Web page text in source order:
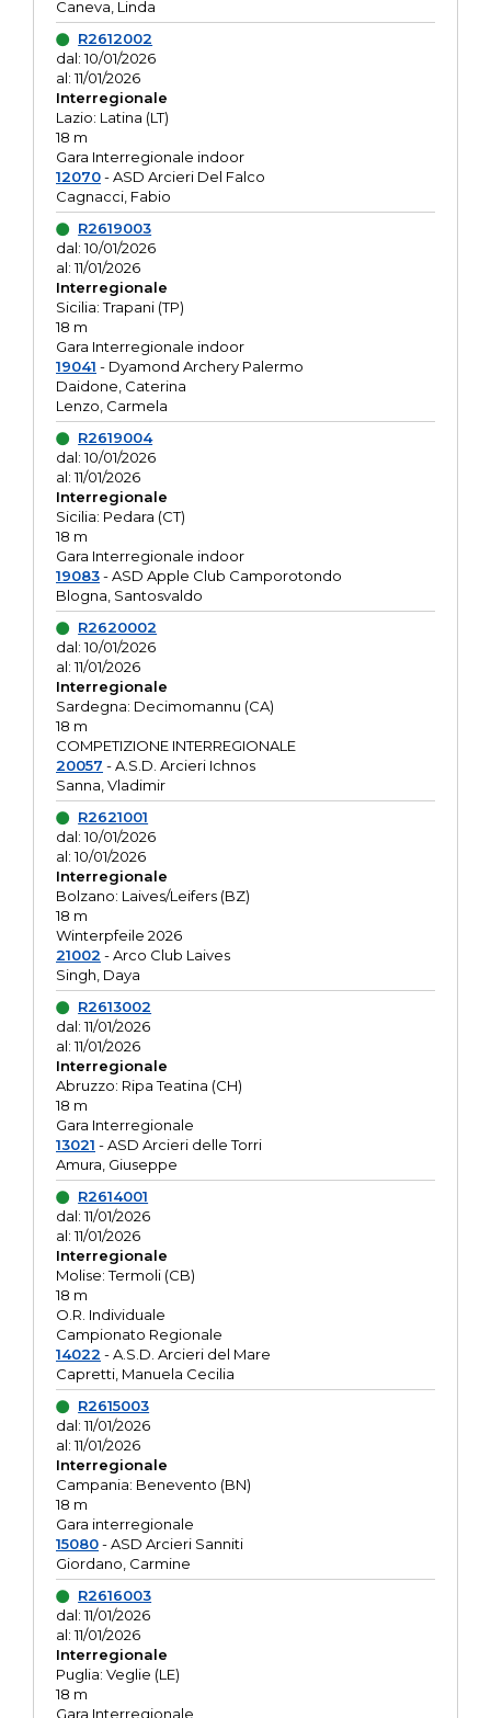
Caneva, Linda
R2612002
dal: 10/01/2026
al: 11/01/2026
Interregionale
Lazio: Latina (LT)
18 m
Gara Interregionale indoor
12070- ASD Arcieri Del Falco
Cagnacci, Fabio
R2619003
dal: 10/01/2026
al: 11/01/2026
Interregionale
Sicilia: Trapani (TP)
18 m
Gara Interregionale indoor
19041 - Dyamond Archery Palermo
Daidone, Caterina
Lenzo, Carmela
R2619004
dal: 10/01/2026
al: 11/01/2026
Interregionale
Sicilia: Pedara (CT)
18 m
Gara Interregionale indoor
19083- ASD Apple Club Camporotondo
Blogna, Santosvaldo
R2620002
dal: 10/01/2026
al: 11/01/2026
Interregionale
Sardegna: Decimomannu (CA)
18 m
COMPETIZIONE INTERREGIONALE
20057 - A.S.D. Arcieri Ichnos
Sanna, Vladimir
R2621001
dal: 10/01/2026
al: 10/01/2026
Interregionale
Bolzano: Laives/Leifers (BZ)
18 m
Winterpfeile 2026
21002 - Arco Club Laives
Singh, Daya
R2613002
dal: 11/01/2026
al: 11/01/2026
Interregionale
Abruzzo: Ripa Teatina (CH)
18 m
Gara Interregionale
13021 - ASD Arcieri delle Torri
Amura, Giuseppe
R2614001
dal: 11/01/2026
al: 11/01/2026
Interregionale
Molise: Termoli (CB)
18 m
O.R. Individuale
Campionato Regionale
14022 - A.S.D. Arcieri del Mare
Capretti, Manuela Cecilia
R2615003
dal: 11/01/2026
al: 11/01/2026
Interregionale
Campania: Benevento (BN)
18 m
Gara interregionale
15080- ASD Arcieri Sanniti
Giordano, Carmine
R2616003
dal: 11/01/2026
al: 11/01/2026
Interregionale
Puglia: Veglie (LE)
18 m
Gara Interregionale